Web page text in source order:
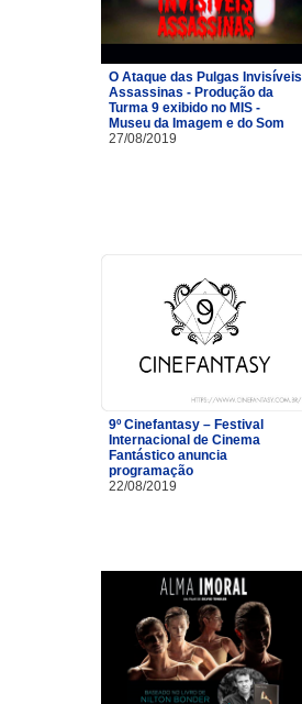
O Ataque das Pulgas Invisíveis
Assassinas - Produção da
Turma 9 exibido no MIS -
Museu da Imagem e do Som
27/08/2019
9º Cinefantasy – Festival
Internacional de Cinema
Fantástico anuncia
programação
22/08/2019